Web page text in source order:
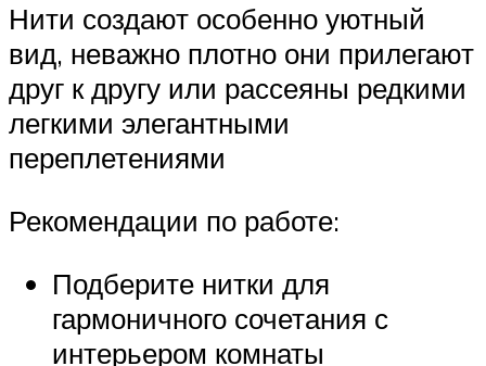
Нити создают особенно уютный
вид, неважно плотно они прилегают
друг к другу или рассеяны редкими
легкими элегантными
переплетениями
Рекомендации по работе:
Подберите нитки для
гармоничного сочетания с
интерьером комнаты